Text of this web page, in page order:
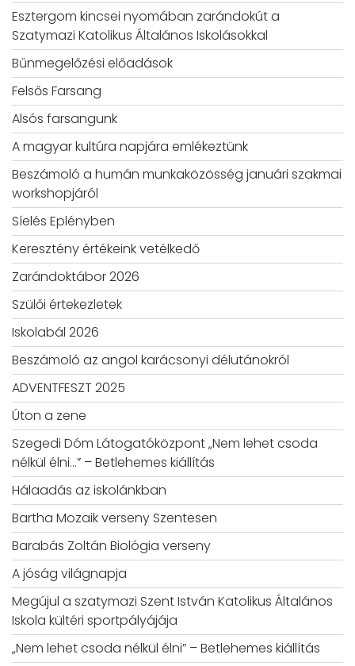
Esztergom kincsei nyomában zarándokút a
Szatymazi Katolikus Általános Iskolásokkal
Bűnmegelőzési előadások
Felsős Farsang
Alsós farsangunk
A magyar kultúra napjára emlékeztünk
Beszámoló a humán munkaközösség januári szakmai
workshopjáról
Síelés Eplényben
Keresztény értékeink vetélkedő
Zarándoktábor 2026
Szülői értekezletek
Iskolabál 2026
Beszámoló az angol karácsonyi délutánokról
ADVENTFESZT 2025
Úton a zene
Szegedi Dóm Látogatóközpont „Nem lehet csoda
nélkül élni…” – Betlehemes kiállítás
Hálaadás az iskolánkban
Bartha Mozaik verseny Szentesen
Barabás Zoltán Biológia verseny
A jóság világnapja
Megújul a szatymazi Szent István Katolikus Általános
Iskola kültéri sportpályájája
„Nem lehet csoda nélkül élni” – Betlehemes kiállítás